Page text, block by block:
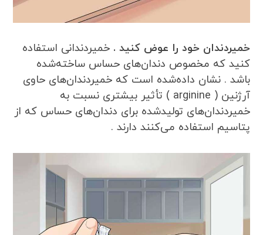
خمیردندان خود را عوض کنید . خمیردندانی استفاده
کنید که مخصوص دندان‌های حساس ساخته‌شده
باشد . نشان داده‌شده است که خمیردندان‌های حاوی
آرژنین ( arginine ) تأثیر بیشتری نسبت به
خمیردندان‌های تولیدشده برای دندان‌های حساس که از
پتاسیم استفاده می‌کنند دارند .